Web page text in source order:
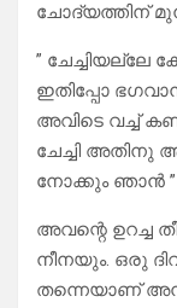
ചോദ്യത്തിന്
”
ഇതിപ്പോ
അവിടെ വച്ച്
ചേച്ചി അതിനു
നോക്കും ഞാൻ ”
അവന്റെ ഉറച്ച
നീനയും. ഒരു
തന്നെയാണ്